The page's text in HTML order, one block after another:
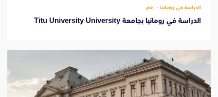
الدراسة في رومانيا عام
الدراسة في رومانيا بجامعة Titu University University